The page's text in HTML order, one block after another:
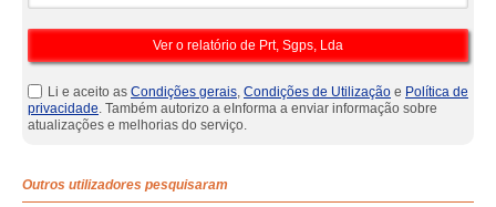
Li e aceito as Condições gerais, Condições de Utilização e Política de
privacidade. Também autorizo a eInforma a enviar informação sobre
atualizações e melhorias do serviço.
Outros utilizadores pesquisaram